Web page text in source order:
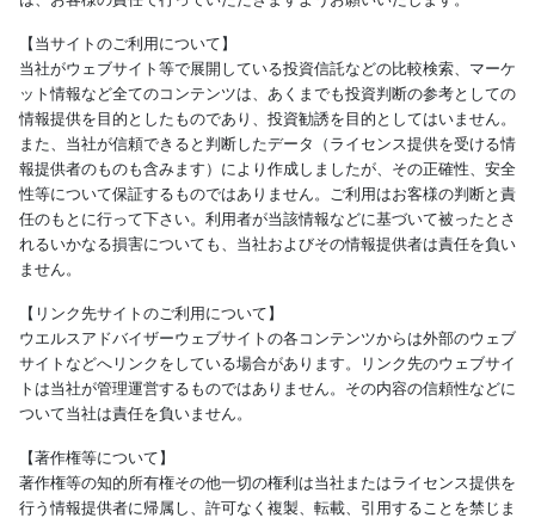
【当サイトのご利用について】
当社がウェブサイト等で展開している投資信託などの比較検索、マーケ
ット情報など全てのコンテンツは、あくまでも投資判断の参考としての
情報提供を目的としたものであり、投資勧誘を目的としてはいません。
また、当社が信頼できると判断したデータ（ライセンス提供を受ける情
報提供者のものも含みます）により作成しましたが、その正確性、安全
性等について保証するものではありません。ご利用はお客様の判断と責
任のもとに行って下さい。利用者が当該情報などに基づいて被ったとさ
れるいかなる損害についても、当社およびその情報提供者は責任を負い
ません。
【リンク先サイトのご利用について】
ウエルスアドバイザーウェブサイトの各コンテンツからは外部のウェブ
サイトなどへリンクをしている場合があります。リンク先のウェブサイ
トは当社が管理運営するものではありません。その内容の信頼性などに
ついて当社は責任を負いません。
【著作権等について】
著作権等の知的所有権その他一切の権利は当社またはライセンス提供を
行う情報提供者に帰属し、許可なく複製、転載、引用することを禁じま